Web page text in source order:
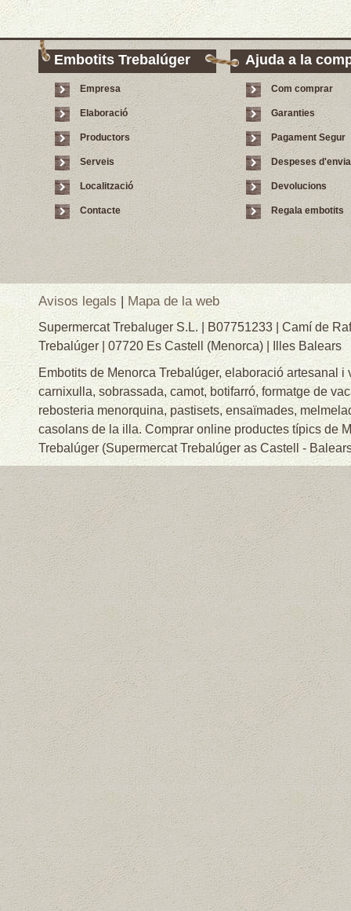
Embotits Trebalúger
Empresa
Elaboració
Productors
Serveis
Localització
Contacte
Ajuda a la
Com comprar
Garanties
Pagament Segur
Despeses
Devolucions
Regala embotits
Avisos legals | Mapa de la web
Supermercat Trebaluger S.L. | B07751233 | Camí de
Trebalúger | 07720 Es Castell (Menorca) | Illes Balears
Embotits de Menorca Trebalúger, elaboració artesanal i
carnixulla, sobrassada, camot, botifarró, formatge de
rebosteria menorquina, pastisets, ensaïmades,
casolans de la illa. Comprar online productes típics de
Trebalúger (Supermercat Trebalúger as Castell -